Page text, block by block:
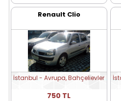
Renault Clio
İstanbul - Avrupa, Bahçelievler
750 TL